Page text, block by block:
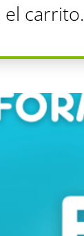
carrito.